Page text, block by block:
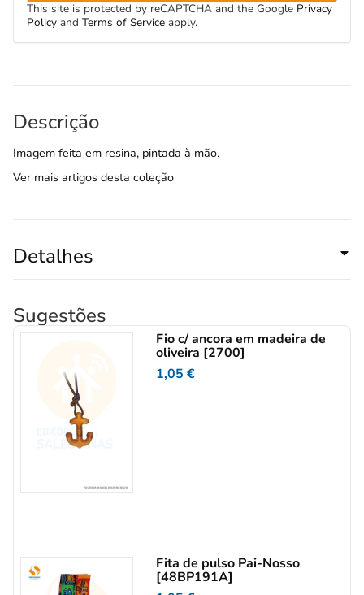
This site is protected by reCAPTCHA and the Google Privacy
Policy and Terms of Service apply.
Descrição
Imagem feita em resina, pintada à mão.
Ver mais artigos desta coleção
Detalhes
Sugestões
Fio c/ ancora em madeira de
oliveira [2700]
1,05€
Fita de pulso Pai-Nosso
[48BP191A]